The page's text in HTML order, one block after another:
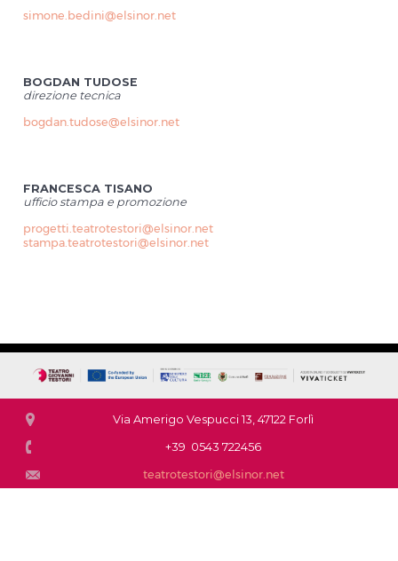
simone.bedini@elsinor.net
BOGDAN TUDOSE
direzione tecnica
bogdan.tudose@elsinor.net
FRANCESCA TISANO
ufficio stampa e promozione
progetti.teatrotestori@elsinor.net
stampa.teatrotestori@elsinor.net
Via Amerigo Vespucci 13, 47122 Forlì
+39 0543 722456
teatrotestori@elsinor.net